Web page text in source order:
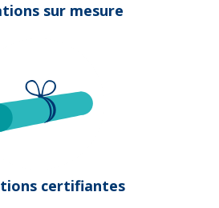
sur mesure
certifiantes